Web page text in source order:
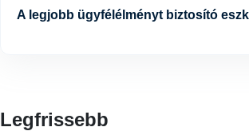
A legjobb ügyfélélményt biztosító
Legfrissebb